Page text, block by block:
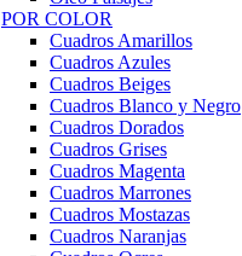
POR COLOR
Cuadros Amarillos
Cuadros Azules
Cuadros Beiges
Cuadros Blanco y Negro
Cuadros Dorados
Cuadros Grises
Cuadros Magenta
Cuadros Marrones
Cuadros Mostazas
Cuadros Naranjas